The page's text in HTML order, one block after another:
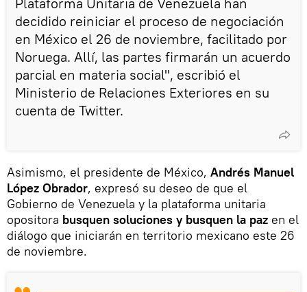
decidido reiniciar el proceso de negociación
en México el 26 de noviembre, facilitado por
Noruega. Allí, las partes firmarán un acuerdo
parcial en materia social", escribió el
Ministerio de Relaciones Exteriores en su
cuenta de Twitter.
Asimismo, el presidente de México, Andrés Manuel
López Obrador, expresó su deseo de que el
Gobierno de Venezuela y la plataforma unitaria
opositora busquen soluciones y busquen la paz en el
diálogo que iniciarán en territorio mexicano este 26
de noviembre.